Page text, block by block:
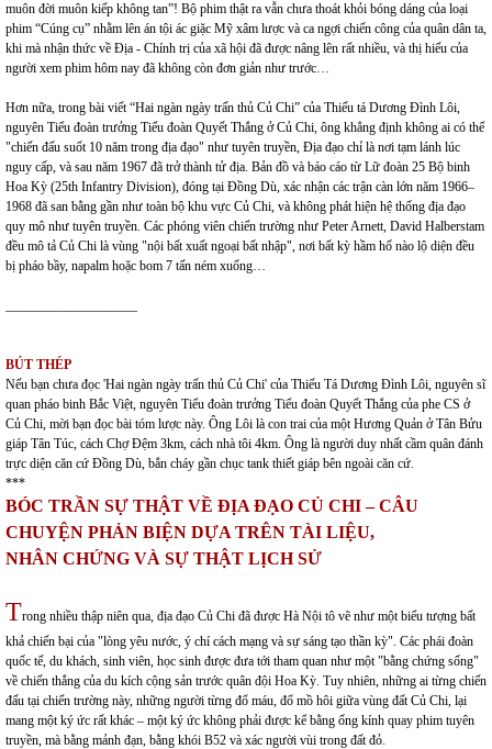
muôn đời muôn kiếp không tan”! Bộ phim thật ra vẫn chưa thoát khỏi bóng dáng của loại
phim “Cúng cụ” nhằm lên án tội ác giặc Mỹ xâm lược và ca ngợi chiến công của quân dân ta,
khi mà nhận thức về Địa - Chính trị của xã hội đã được nâng lên rất nhiều, và thị hiếu của
người xem phim hôm nay đã không còn đơn giản như trước…
Hơn nữa, trong bài viết “Hai ngàn ngày trấn thủ Củ Chi” của Thiếu tá Dương Đình Lôi,
nguyên Tiểu đoàn trưởng Tiểu đoàn Quyết Thắng ở Củ Chi, ông khẳng định không ai có thể
"chiến đấu suốt 10 năm trong địa đạo" như tuyên truyền, Địa đạo chỉ là nơi tạm lánh lúc
nguy cấp, và sau năm 1967 đã trở thành tử địa. Bản đồ và báo cáo từ Lữ đoàn 25 Bộ binh
Hoa Kỳ (25th Infantry Division), đóng tại Đồng Dù, xác nhận các trận càn lớn năm 1966–
1968 đã san bằng gần như toàn bộ khu vực Củ Chi, và không phát hiện hệ thống địa đạo
quy mô như tuyên truyền. Các phóng viên chiến trường như Peter Arnett, David Halberstam
đều mô tả Củ Chi là vùng "nội bất xuất ngoại bất nhập", nơi bất kỳ hầm hố nào lộ diện đều
bị pháo bầy, napalm hoặc bom 7 tấn ném xuống…
BÚT THÉP
Nếu bạn chưa đọc 'Hai ngàn ngày trấn thủ Củ Chi' của Thiếu Tá Dương Đình Lôi, nguyên sĩ
quan pháo binh Bắc Việt, nguyên Tiểu đoàn trưởng Tiểu đoàn Quyết Thắng của phe CS ở
Củ Chi, mời bạn đọc bài tóm lược này. Ông Lôi là con trai của một Hương Quản ở Tân Bửu
giáp Tân Túc, cách Chợ Đệm 3km, cách nhà tôi 4km. Ông là người duy nhất cầm quân đánh
trực diện căn cứ Đồng Dù, bắn cháy gần chục tank thiết giáp bên ngoài căn cứ.
***
BÓC TRẦN SỰ THẬT VỀ ĐỊA ĐẠO CỦ CHI – CÂU
CHUYỆN PHẢN BIỆN DỰA TRÊN TÀI LIỆU,
NHÂN CHỨNG VÀ SỰ THẬT LỊCH SỬ
Trong nhiều thập niên qua, địa đạo Củ Chi đã được Hà Nội tô vẽ như một biểu tượng bất
khả chiến bại của "lòng yêu nước, ý chí cách mạng và sự sáng tạo thần kỳ". Các phái đoàn
quốc tế, du khách, sinh viên, học sinh được đưa tới tham quan như một "bằng chứng sống"
về chiến thắng của du kích cộng sản trước quân đội Hoa Kỳ. Tuy nhiên, những ai từng chiến
đấu tại chiến trường này, những người từng đổ máu, đổ mồ hôi giữa vùng đất Củ Chi, lại
mang một ký ức rất khác – một ký ức không phải được kể bằng ống kính quay phim tuyên
truyền, mà bằng mảnh đạn, bằng khói B52 và xác người vùi trong đất đỏ.